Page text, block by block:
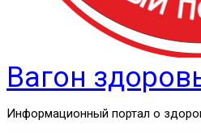
Вагон
Информационный портал о